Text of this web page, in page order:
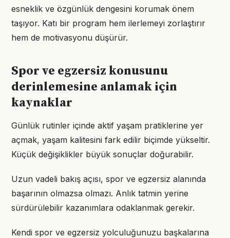
esneklik ve özgünlük dengesini korumak önem
taşıyor. Katı bir program hem ilerlemeyi zorlaştırır
hem de motivasyonu düşürür.
Spor ve egzersiz konusunu
derinlemesine anlamak için
kaynaklar
Günlük rutinler içinde aktif yaşam pratiklerine yer
açmak, yaşam kalitesini fark edilir biçimde yükseltir.
Küçük değişiklikler büyük sonuçlar doğurabilir.
Uzun vadeli bakış açısı, spor ve egzersiz alanında
başarının olmazsa olmazı. Anlık tatmin yerine
sürdürülebilir kazanımlara odaklanmak gerekir.
Kendi spor ve egzersiz yolculuğunuzu başkalarına